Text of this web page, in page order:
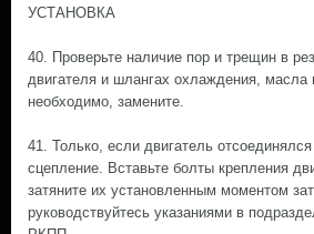
УСТАНОВКА
40. Проверьте наличие пор и трещин в
двигателя и шлангах охлаждения, масла
необходимо, замените.
41. Только, если двигатель
сцепление. Вставьте болты крепления
затяните их установленным моментом
руководствуйтесь указаниями в